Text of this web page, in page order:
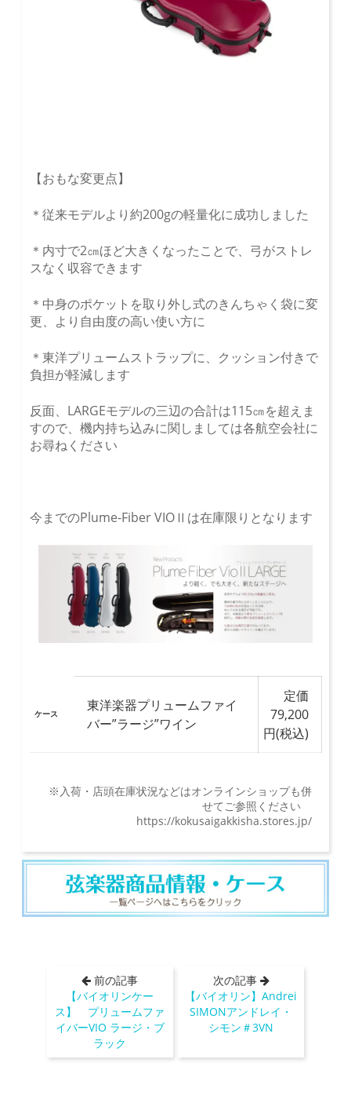
【おもな変更点】
＊従来モデルより約200gの軽量化に成功しました
＊内寸で2㎝ほど大きくなったことで、弓がストレ
スなく収容できます
＊中身のポケットを取り外し式のきんちゃく袋に変
更、より自由度の高い使い方に
＊東洋プリュームストラップに、クッション付きで
負担が軽減します
反面、LARGEモデルの三辺の合計は115㎝を超えま
すので、機内持ち込みに関しましては各航空会社に
お尋ねください
今までのPlume-Fiber VIOⅡは在庫限りとなります
ケース
東洋楽器プリュームファイ
バー”ラージ”ワイン
定価
79,200
円(税込)
※入荷・店頭在庫状況などはオンラインショップも併
せてご参照ください
https://kokusaigakkisha.stores.jp/
前の記事
【バイオリンケー
ス】 プリュームファ
イバーVIO ラージ・ブ
ラック
次の記事
【バイオリン】Andrei
SIMONアンドレイ・
シモン＃3VN